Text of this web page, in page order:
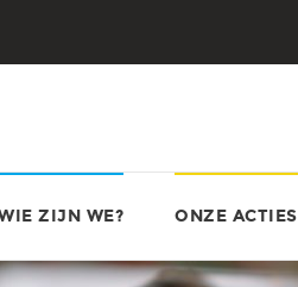
ZIJN WE? ONZE ACTIES